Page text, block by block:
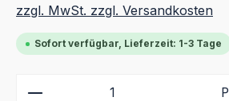
zzgl. MwSt. zzgl. Versandkosten
Sofort verfügbar, Lieferzeit: 1-3 Tage
Produkt Anzahl: Gib den